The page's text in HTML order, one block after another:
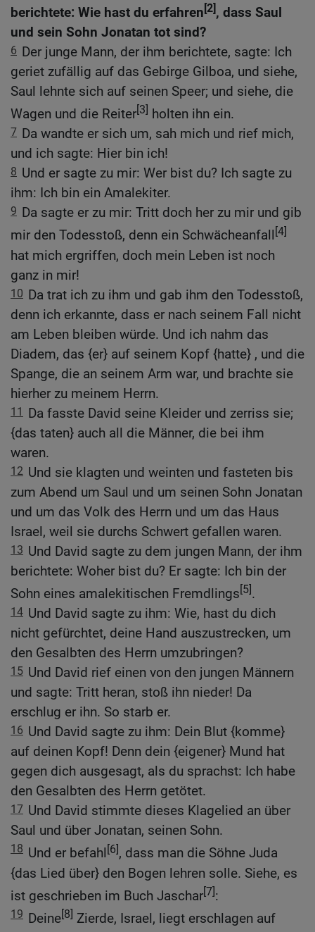
berichtete: Wie hast du erfahren [2], dass Saul
und sein Sohn Jonatan tot sind?
6 Der junge Mann, der ihm berichtete, sagte: Ich
geriet zufällig auf das Gebirge Gilboa, und siehe,
Saul lehnte sich auf seinen Speer; und siehe, die
Wagen und die Reiter[3] holten ihn ein.
7 Da wandte er sich um, sah mich und rief mich,
und ich sagte: Hier bin ich!
8 Und er sagte zu mir: Wer bist du? Ich sagte zu
ihm: Ich bin ein Amalekiter.
9 Da sagte er zu mir: Tritt doch her zu mir und gib
mir den Todesstoß, denn ein Schwächeanfall [4]
hat mich ergriffen, doch mein Leben ist noch
ganz in mir!
10 Da trat ich zu ihm und gab ihm den Todesstoß,
denn ich erkannte, dass er nach seinem Fall nicht
am Leben bleiben würde. Und ich nahm das
Diadem, das {er} auf seinem Kopf {hatte} , und die
Spange, die an seinem Arm war, und brachte sie
hierher zu meinem Herrn.
11 Da fasste David seine Kleider und zerriss sie;
{das taten} auch all die Männer, die bei ihm
waren.
12 Und sie klagten und weinten und fasteten bis
zum Abend um Saul und um seinen Sohn Jonatan
und um das Volk des Herrn und um das Haus
Israel, weil sie durchs Schwert gefallen waren.
13 Und David sagte zu dem jungen Mann, der ihm
berichtete: Woher bist du? Er sagte: Ich bin der
Sohn eines amalekitischen Fremdlings[5].
14 Und David sagte zu ihm: Wie, hast du dich
nicht gefürchtet, deine Hand auszustrecken, um
den Gesalbten des Herrn umzubringen?
15 Und David rief einen von den jungen Männern
und sagte: Tritt heran, stoß ihn nieder! Da
erschlug er ihn. So starb er.
16 Und David sagte zu ihm: Dein Blut {komme}
auf deinen Kopf! Denn dein {eigener} Mund hat
gegen dich ausgesagt, als du sprachst: Ich habe
den Gesalbten des Herrn getötet.
17 Und David stimmte dieses Klagelied an über
Saul und über Jonatan, seinen Sohn.
18 Und er befahl [6], dass man die Söhne Juda
{das Lied über} den Bogen lehren solle. Siehe, es
ist geschrieben im Buch Jaschar[7]:
19 Deine[8] Zierde, Israel, liegt erschlagen auf